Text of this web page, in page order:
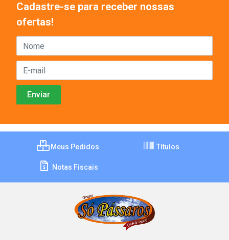
Cadastre-se para receber nossas
ofertas!
Meus Pedidos Títulos
Notas Fiscais